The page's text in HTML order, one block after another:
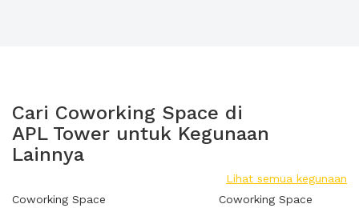
Cari Coworking Space di
APL Tower untuk Kegunaan
Lainnya
Lihat semua kegunaan
Coworking Space
Coworking Space